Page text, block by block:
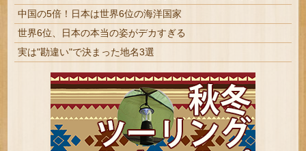
中国の5倍！日本は世界6位の海洋国家
世界6位、日本の本当の姿がデカすぎる
実は"勘違い"で決まった地名3選